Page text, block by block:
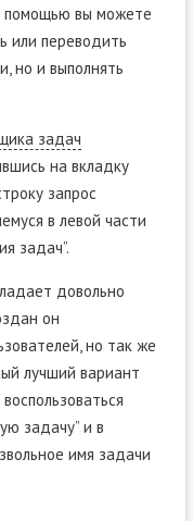
помощью вы можете
или переводить
но и выполнять
задач
на вкладку
запрос
в левой части
задач”.
довольно
он
но так же
лучший вариант
задачу” и в
имя задачи